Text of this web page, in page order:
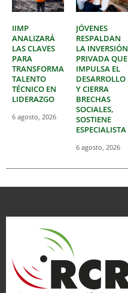
IIMP
ANALIZARÁ
LAS CLAVES
PARA
TRANSFORMAR
TALENTO
TÉCNICO EN
LIDERAZGO
6 agosto, 2026
JÓVENES
RESPALDAN
LA INVERSIÓN
PRIVADA QUE
IMPULSA EL
DESARROLLO
Y CIERRA
BRECHAS
SOCIALES,
SOSTIENE
ESPECIALISTA
6 agosto, 2026